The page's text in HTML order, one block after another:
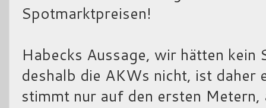
Spotmarktpreisen!
Habecks Aussage, wir hätten
deshalb die AKWs nicht, ist daher
stimmt nur auf den ersten